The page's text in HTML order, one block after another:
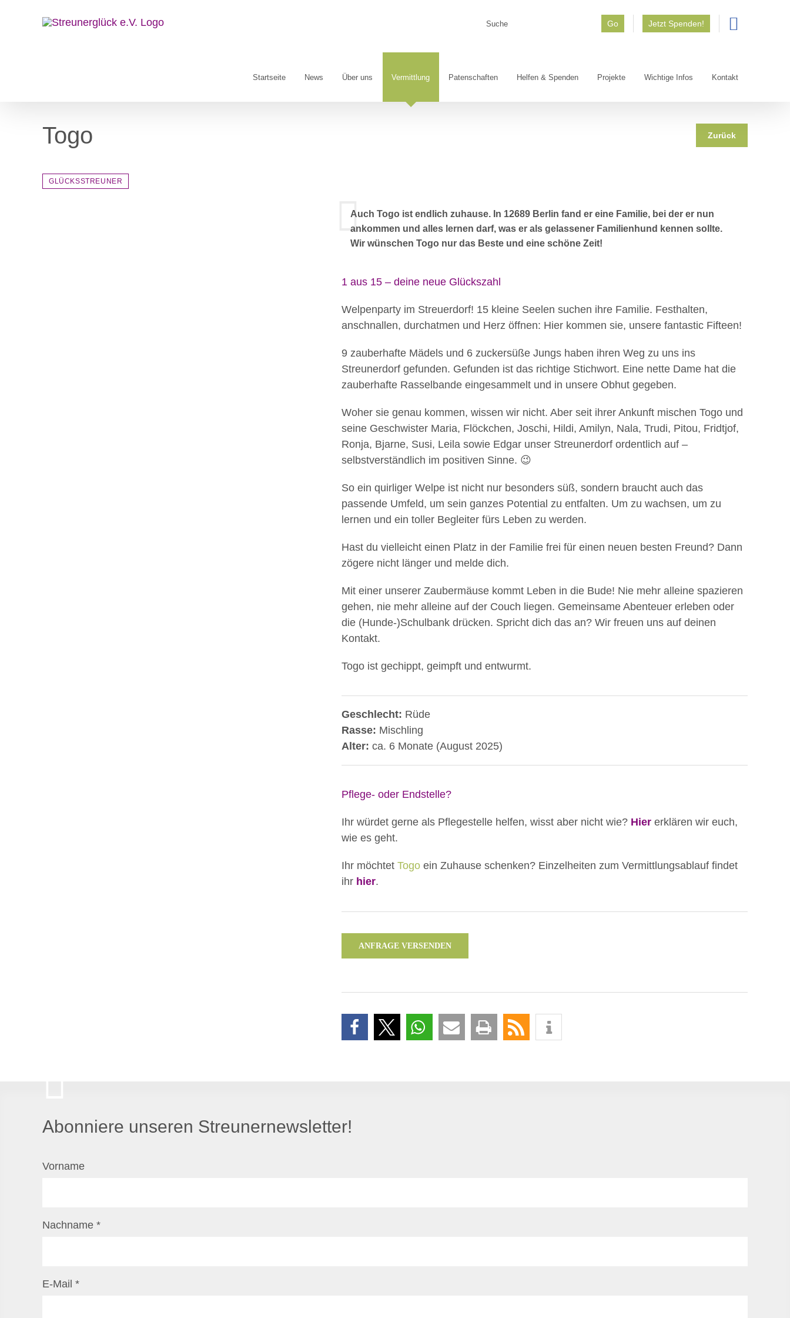
Go Jetzt Spenden!
Startseite News Über uns Vermittlung Patenschaften Helfen & Spenden Projekte Wichtige Infos Kontakt
Togo Zurück
GLÜCKSSTREUNER
Auch Togo ist endlich zuhause. In 12689 Berlin fand er eine Familie, bei der er nun
ankommen und alles lernen darf, was er als gelassener Familienhund kennen sollte.
Wir wünschen Togo nur das Beste und eine schöne Zeit!
1 aus 15 – deine neue Glückszahl
Welpenparty im Streuerdorf! 15 kleine Seelen suchen ihre Familie. Festhalten,
anschnallen, durchatmen und Herz öffnen: Hier kommen sie, unsere fantastic Fifteen!
9 zauberhafte Mädels und 6 zuckersüße Jungs haben ihren Weg zu uns ins
Streunerdorf gefunden. Gefunden ist das richtige Stichwort. Eine nette Dame hat die
zauberhafte Rasselbande eingesammelt und in unsere Obhut gegeben.
Woher sie genau kommen, wissen wir nicht. Aber seit ihrer Ankunft mischen Togo und
seine Geschwister Maria, Flöckchen, Joschi, Hildi, Amilyn, Nala, Trudi, Pitou, Fridtjof,
Ronja, Bjarne, Susi, Leila sowie Edgar unser Streunerdorf ordentlich auf –
selbstverständlich im positiven Sinne. 😉
So ein quirliger Welpe ist nicht nur besonders süß, sondern braucht auch das
passende Umfeld, um sein ganzes Potential zu entfalten. Um zu wachsen, um zu
lernen und ein toller Begleiter fürs Leben zu werden.
Hast du vielleicht einen Platz in der Familie frei für einen neuen besten Freund? Dann
zögere nicht länger und melde dich.
Mit einer unserer Zaubermäuse kommt Leben in die Bude! Nie mehr alleine spazieren
gehen, nie mehr alleine auf der Couch liegen. Gemeinsame Abenteuer erleben oder
die (Hunde-)Schulbank drücken. Spricht dich das an? Wir freuen uns auf deinen
Kontakt.
Togo ist gechippt, geimpft und entwurmt.
Geschlecht: Rüde
Rasse: Mischling
Alter: ca. 6 Monate (August 2025)
Pflege- oder Endstelle?
Ihr würdet gerne als Pflegestelle helfen, wisst aber nicht wie? Hiererklären wir euch,
wie es geht.
Ihr möchtet Togo ein Zuhause schenken? Einzelheiten zum Vermittlungsablauf findet
ihr hier.
ANFRAGE VERSENDEN
Abonniere unseren Streunernewsletter!
Vorname
Nachname *
E-Mail *